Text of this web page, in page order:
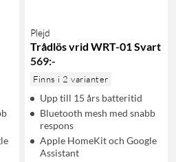
Plejd
Trådlös vrid WRT-01 Svart
569:-
Finns i 2 varianter
Upp till 15 års batteritid
Bluetooth mesh med snabb
respons
Apple HomeKit och Google
Assistant